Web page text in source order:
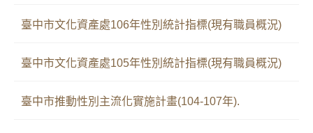
臺中市文化資產處106年性別統計指標(現有職員概況)
臺中市文化資產處105年性別統計指標(現有職員概況)
臺中市推動性別主流化實施計畫(104-107年).